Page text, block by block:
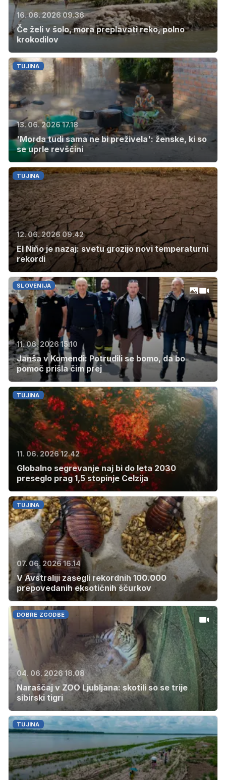
16. 06. 2026 09.36
Če želi v šolo, mora preplavati reko, polno
krokodilov
TUJINA
13. 06. 2026 17.18
'Morda tudi sama ne bi preživela': ženske, ki so
se uprle revščini
TUJINA
12. 06. 2026 09.42
El Niño je nazaj: svetu grozijo novi temperaturni
rekordi
SLOVENIJA
11. 06. 2026 15.10
Janša v Komendi: Potrudili se bomo, da bo
pomoč prišla čim prej
TUJINA
11. 06. 2026 12.42
Globalno segrevanje naj bi do leta 2030
preseglo prag 1,5 stopinje Celzija
TUJINA
07. 06. 2026 16.14
V Avstraliji zasegli rekordnih 100.000
prepovedanih eksotičnih ščurkov
DOBRE ZGODBE
04. 06. 2026 18.08
Naraščaj v ZOO Ljubljana: skotili so se trije
sibirski tigri
TUJINA